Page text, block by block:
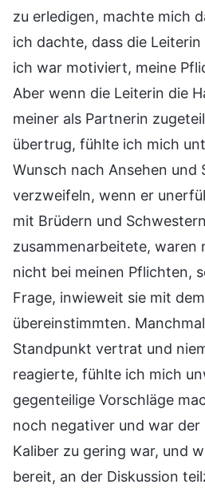
zu erledigen, machte mich
ich dachte, dass die
ich war motiviert, meine
Aber wenn die Leiterin die
meiner als Partnerin
übertrug, fühlte ich mich
Wunsch nach Ansehen und
verzweifeln, wenn er
mit Brüdern und Schwestern
zusammenarbeitete, waren
nicht bei meinen Pflichten,
Frage, inwieweit sie mit
übereinstimmten.
Standpunkt vertrat und
reagierte, fühlte ich mich
gegenteilige Vorschläge
noch negativer und war der
Kaliber zu gering war, und
bereit, an der Diskussion